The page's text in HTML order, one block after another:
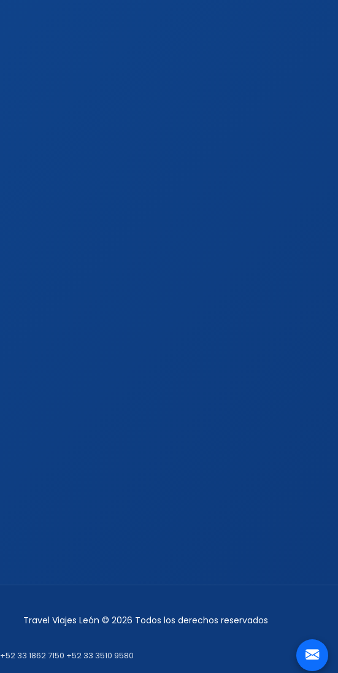
Travel Viajes León © 2026 Todos los derechos reservados
+52 33 1862 7150 +52 33 3510 9580